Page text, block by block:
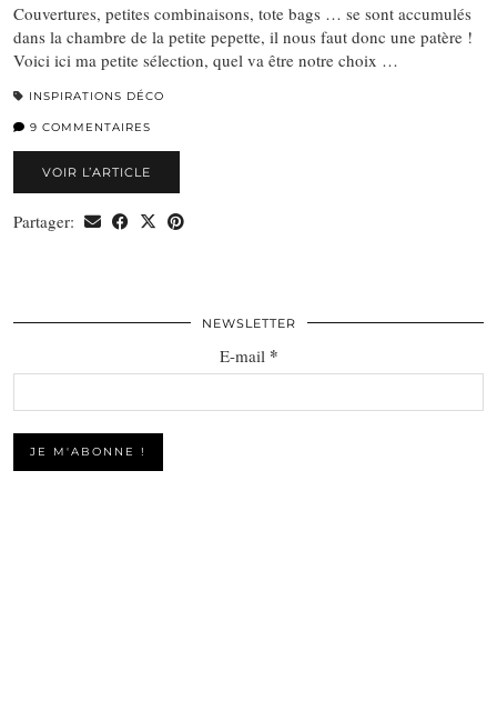
Couvertures, petites combinaisons, tote bags … se sont accumulés
dans la chambre de la petite pepette, il nous faut donc une patère !
Voici ici ma petite sélection, quel va être notre choix …
INSPIRATIONS DÉCO
9 COMMENTAIRES
VOIR L’ARTICLE
Partager:
NEWSLETTER
E-mail *